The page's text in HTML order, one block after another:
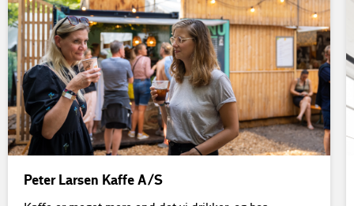
Peter Larsen Kaffe A/S